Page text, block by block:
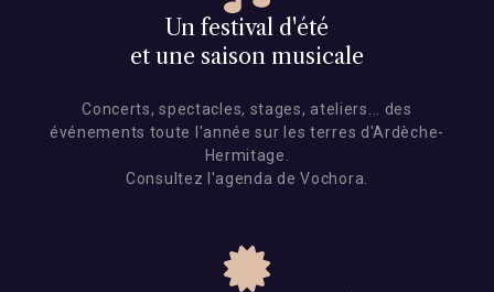
Un festival d'été
et une saison musicale
Concerts, spectacles, stages, ateliers... des
événements toute l'année sur les terres d'Ardèche-
Hermitage.
Consultez l'agenda de Vochora.